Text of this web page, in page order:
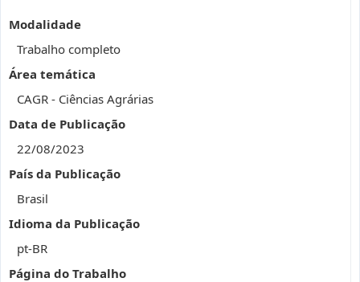
Modalidade
Trabalho completo
Área temática
CAGR - Ciências Agrárias
Data de Publicação
22/08/2023
País da Publicação
Brasil
Idioma da Publicação
pt-BR
Página do Trabalho